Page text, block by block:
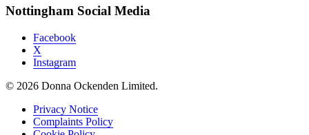
Nottingham Social Media
Facebook
X
Instagram
© 2026 Donna Ockenden Limited.
Privacy Notice
Complaints Policy